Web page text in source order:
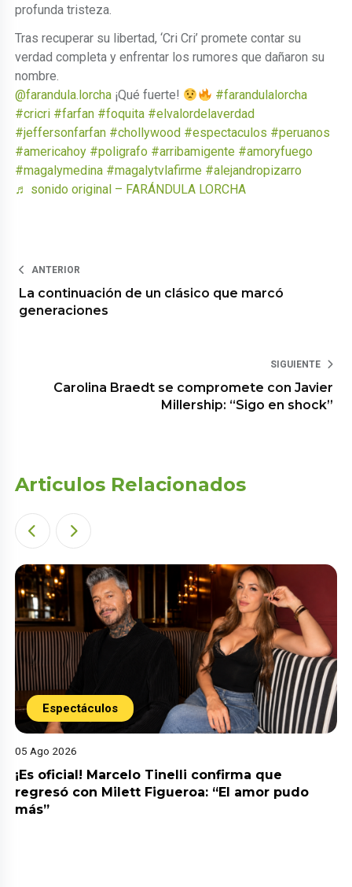
profunda tristeza.
Tras recuperar su libertad, ‘Cri Cri’ promete contar su
verdad completa y enfrentar los rumores que dañaron su
nombre.
@farandula.lorcha ¡Qué fuerte!
#farandulalorcha
#cricri #farfan #foquita #elvalordelaverdad
#jeffersonfarfan #chollywood #espectaculos #peruanos
#americahoy #poligrafo #arribamigente #amoryfuego
#magalymedina #magalytvlafirme #alejandropizarro
♬ sonido original – FARÁNDULA LORCHA
ANTERIOR
La continuación de un clásico que marcó
generaciones
SIGUIENTE
Carolina Braedt se compromete con Javier
Millership: “Sigo en shock”
Articulos Relacionados
Espectáculos
05 Ago 2026
¡Es oficial! Marcelo Tinelli confirma que
regresó con Milett Figueroa: “El amor pudo
más”